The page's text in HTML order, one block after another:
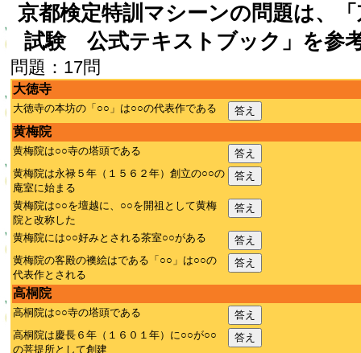
京都検定特訓マシーンの問題は、
試験 公式テキストブック」を参
問題：17問
大徳寺
大徳寺の本坊の「○○」は○○の代表作である 答え
黄梅院
黄梅院は○○寺の塔頭である
答え
黄梅院は永禄５年（１５６２年）創立の○○の
庵室に始まる
答え
黄梅院は○○を壇越に、○○を開祖として黄梅
院と改称した
答え
黄梅院には○○好みとされる茶室○○がある
答え
黄梅院の客殿の襖絵はである「○○」は○○の
代表作とされる
答え
高桐院
高桐院は○○寺の塔頭である
答え
高桐院は慶長６年（１６０１年）に○○が○○
の菩提所として創建
答え